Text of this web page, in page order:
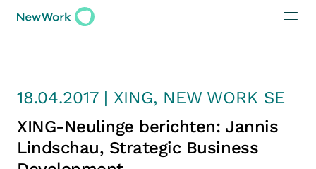
18.04.2017 | XING, NEW WORK SE
XING-Neulinge berichten: Jannis
Lindschau, Strategic Business